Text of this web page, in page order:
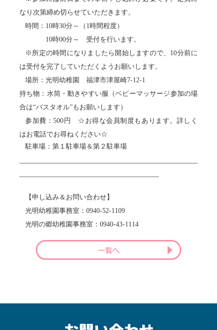
なり次第締め切らせていただきます。
時間：10時30分～（1時間程度）
10時00分～ 受付を行います。
※所定の時間になりましたら開始しますので、10分前に
は受付を完了していただくようお願いします。
場所：光明幼稚園 福津市津屋崎7-12-1
持ち物：水筒・動きやすい服（ベビーマッサージ参加の場
合は“バスタオル”もお願いします）
参加費：500円 ☆お得な会員制度もあります。詳しく
はお電話でお尋ねください☆
駐車場：第１駐車場＆第２駐車場
【申し込み＆お問い合わせ】
光明幼稚園事務室：0940-52-1109
光明の郷幼稚園事務室：0940-43-1114
一覧へ